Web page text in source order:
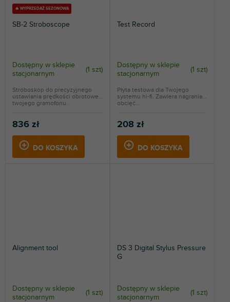
🔥 WYPRZEDAŻ SEZONOWA
SB-2 Stroboscope
Dostępny w sklepie
stacjonarnym
(1 szt)
836 zł
DO KOSZYKA
Stroboskop do precyzyjnego
ustawiania prędkości obrotowej
twojego gramofonu.
Test Record
Dostępny w sklepie
stacjonarnym
(1 szt)
208 zł
DO KOSZYKA
Płyta testowa dla Twojego
systemu hi-fi. Zawiera nagrania
obcięć...
Alignment tool
Dostępny w sklepie
stacjonarnym
(1 szt)
DS 3 Digital Stylus Pressure
G
Dostępny w sklepie
stacjonarnym
(1 szt)